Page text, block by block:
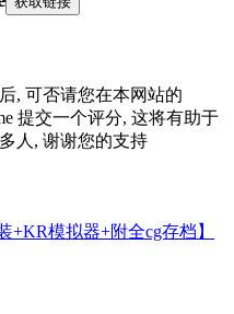
, 可否请您在本网站的
提交一个评分, 这将有助于
人, 谢谢您的支持
+KR模拟器+附全cg存档】